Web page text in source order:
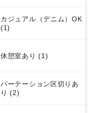
カジュアル（デニム）OK
(1)
休憩室あり (1)
パーテーション区切りあ
り (2)